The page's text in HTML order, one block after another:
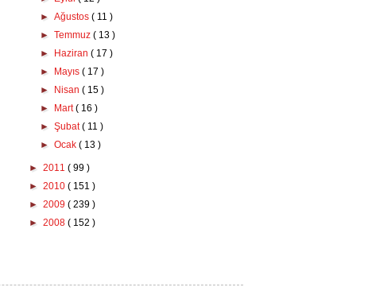
►Ağustos( 11 )
►Temmuz( 13 )
►
Haziran( 17 )
►
Mayıs( 17 )
►
Nisan( 15 )
►
Mart( 16 )
►Şubat( 11 )
►Ocak( 13 )
► 2011 ( 99 )
► 2010 ( 151 )
► 2009 ( 239 )
► 2008 ( 152 )